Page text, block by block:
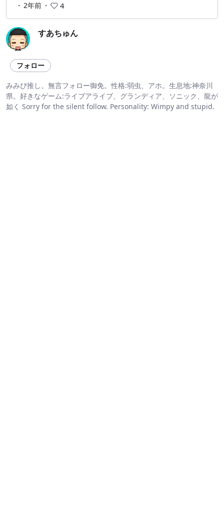
・ 2年前 ・ 4
すあちゅん
フォロー
みみぴ推し。無言フォロー御免。性格:弱虫、アホ。生息地:神奈川
県。好きなゲーム:ライブアライブ、グランディア、ソニック、龍が
如く Sorry for the silent follow. Personality: Wimpy and stupid.